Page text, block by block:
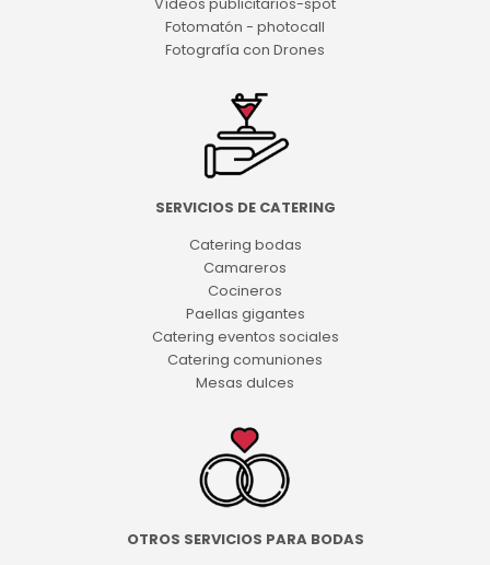
Fotomatón - photocall
Fotografía con Drones
SERVICIOS DE CATERING
Catering bodas
Camareros
Cocineros
Paellas gigantes
Catering eventos sociales
Catering comuniones
Mesas dulces
OTROS SERVICIOS PARA BODAS